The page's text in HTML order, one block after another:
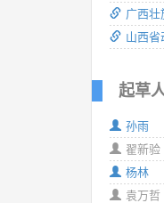
广西壮
山西省
起草
孙雨
翟新验
杨林
袁万哲